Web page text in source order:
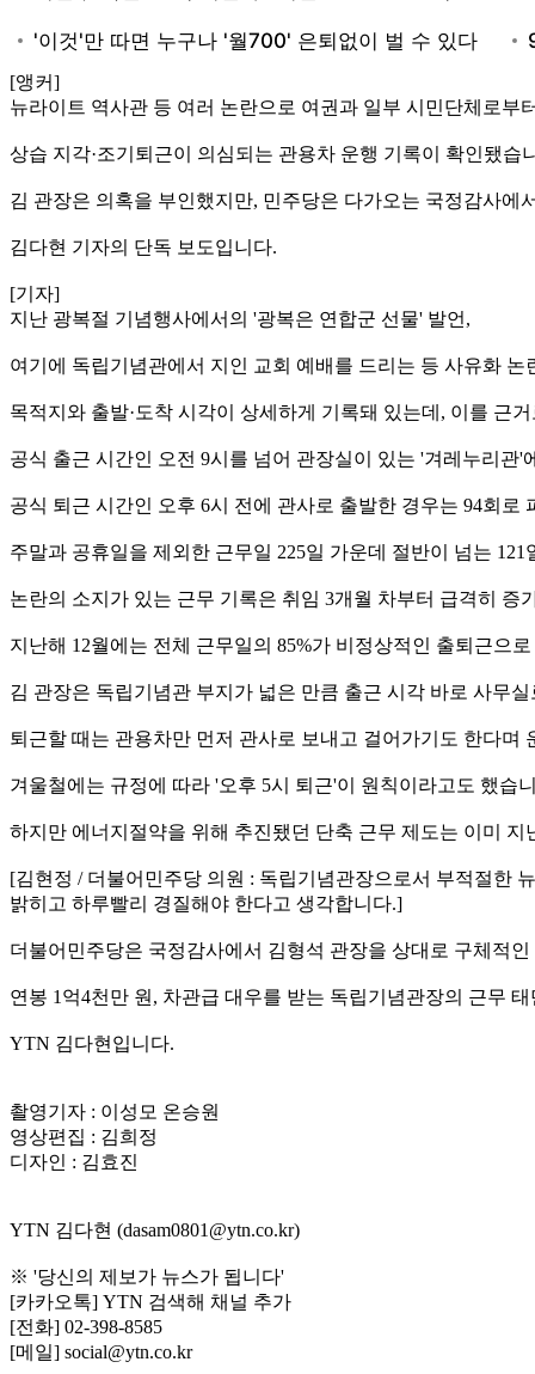
[앵커]
뉴라이트 역사관 등 여러 논란으로 여권과 일부 시민단체로부
상습 지각·조기퇴근이 의심되는 관용차 운행 기록이 확인됐습
김 관장은 의혹을 부인했지만, 민주당은 다가오는 국정감사에
김다현 기자의 단독 보도입니다.
[기자]
지난 광복절 기념행사에서의 '광복은 연합군 선물' 발언,
여기에 독립기념관에서 지인 교회 예배를 드리는 등 사유화
목적지와 출발·도착 시각이 상세하게 기록돼 있는데, 이를 근
공식 출근 시간인 오전 9시를 넘어 관장실이 있는 '겨레누리관'
공식 퇴근 시간인 오후 6시 전에 관사로 출발한 경우는 94회로
주말과 공휴일을 제외한 근무일 225일 가운데 절반이 넘는
논란의 소지가 있는 근무 기록은 취임 3개월 차부터 급격히 증
지난해 12월에는 전체 근무일의 85%가 비정상적인 출퇴근으
김 관장은 독립기념관 부지가 넓은 만큼 출근 시각 바로 사무
퇴근할 때는 관용차만 먼저 관사로 보내고 걸어가기도 한다
겨울철에는 규정에 따라 '오후 5시 퇴근'이 원칙이라고도 했습
하지만 에너지절약을 위해 추진됐던 단축 근무 제도는 이미 지
[김현정 / 더불어민주당 의원 : 독립기념관장으로서 부적절한
밝히고 하루빨리 경질해야 한다고 생각합니다.]
더불어민주당은 국정감사에서 김형석 관장을 상대로 구체적
연봉 1억4천만 원, 차관급 대우를 받는 독립기념관장의 근무
YTN 김다현입니다.
촬영기자 : 이성모 온승원
영상편집 : 김희정
디자인 : 김효진
YTN 김다현 (dasam0801@ytn.co.kr)
※ '당신의 제보가 뉴스가 됩니다'
[카카오톡] YTN 검색해 채널 추가
[전화] 02-398-8585
[메일] social@ytn.co.kr